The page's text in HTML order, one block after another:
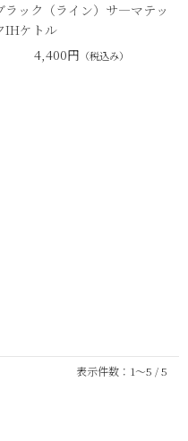
ラック（ライン）サ―マテッ
IHケトル
4,400円 （税込み）
表示件数：1～5 / 5